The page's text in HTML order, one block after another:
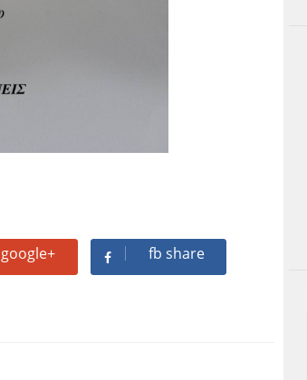
google+ fb share